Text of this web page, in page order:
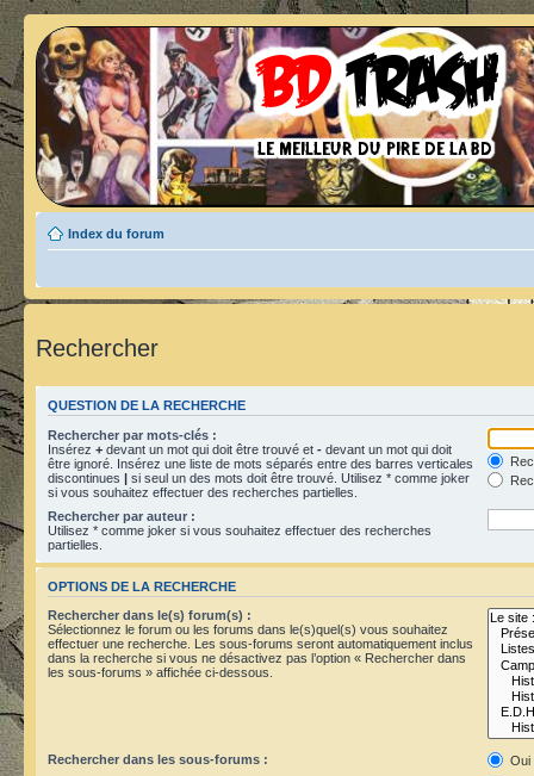
Index du forum
Rechercher
QUESTION DE LA RECHERCHE
Rechercher par mots-clés :
Insérez + devant un mot qui doit être trouvé et - devant un mot qui doit
être ignoré. Insérez une liste de mots séparés entre des barres verticales
discontinues | si seul un des mots doit être trouvé. Utilisez * comme joker
si vous souhaitez effectuer des recherches partielles.
Rechercher par auteur :
Utilisez * comme joker si vous souhaitez effectuer des recherches
partielles.
OPTIONS DE LA RECHERCHE
Rechercher dans le(s) forum(s) :
Sélectionnez le forum ou les forums dans le(s)quel(s) vous souhaitez
effectuer une recherche. Les sous-forums seront automatiquement inclus
dans la recherche si vous ne désactivez pas l’option « Rechercher dans
les sous-forums » affichée ci-dessous.
Rechercher dans les sous-forums :
Oui